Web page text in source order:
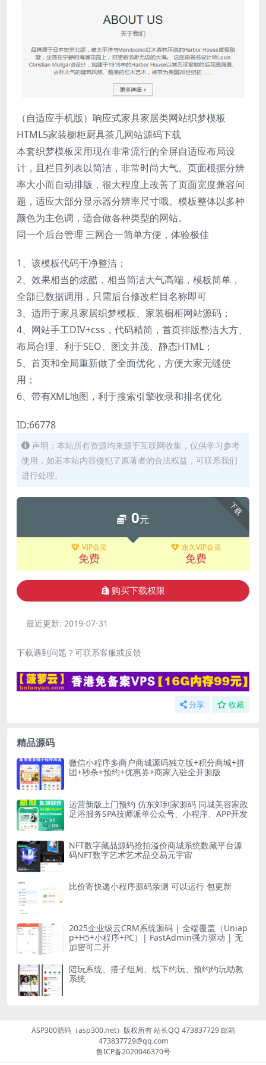
（自适应手机版）响应式家具家居类网站织梦模板
HTML5家装橱柜厨具茶几网站源码下载
本套织梦模板采用现在非常流行的全屏自适应布局设
计，且栏目列表以简洁，非常时尚大气。页面根据分辨
率大小而自动排版，很大程度上改善了页面宽度兼容问
题，适应大部分显示器分辨率尺寸哦。模板整体以多种
颜色为主色调，适合做各种类型的网站。
同一个后台管理 三网合一简单方便，体验极佳
1、该模板代码干净整洁；
2、效果相当的炫酷，相当简洁大气高端，模板简单，
全部已数据调用，只需后台修改栏目名称即可
3、适用于家具家居织梦模板、家装橱柜网站源码；
4、网站手工DIV+css，代码精简，首页排版整洁大方、
布局合理、利于SEO、图文并茂、静态HTML；
5、首页和全局重新做了全面优化，方便大家无缝使
用；
6、带有XML地图，利于搜索引擎收录和排名优化
ID:66778
声明：本站所有资源均来源于互联网收集，仅供学习参考
使用，如若本站内容侵犯了原著者的合法权益，可联系我们
进行处理。
下载
0元
VIP会员
免费
永久VIP会员
免费
购买下载权限
最近更新: 2019-07-31
下载遇到问题？可联系客服或反馈
分享 收藏
精品源码
微信小程序多商户商城源码独立版+积分商城+拼
团+秒杀+预约+优惠券+商家入驻全开源版
运营新版上门预约 仿东郊到家源码 同城美容家政
足浴服务SPA技师派单公众号、小程序、APP开发
NFT数字藏品源码抢拍溢价商城系统数藏平台源
码NFT数字艺术艺术品交易元宇宙
比价寄快递小程序源码亲测 可以运行 包更新
2025企业级云CRM系统源码 | 全端覆盖（Uniap
p+H5+小程序+PC）| FastAdmin强力驱动 | 无
加密可二开
陪玩系统、搭子组局、线下约玩、预约约玩助教
系统
ASP300源码（asp300.net）版权所有 站长QQ 473837729 邮箱
473837729@qq.com
鲁ICP备2020046370号